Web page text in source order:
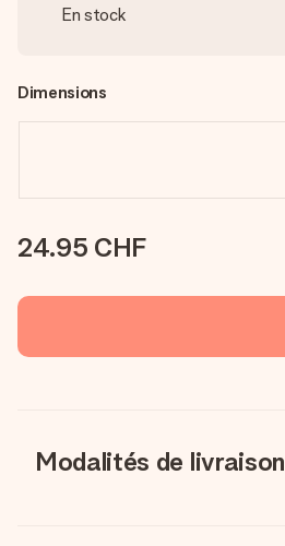
En stock
Dimensions
24.95 CHF
Modalités de livraison